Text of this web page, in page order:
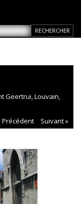
Geertrui, Louvain,
Précédent
Suivant »